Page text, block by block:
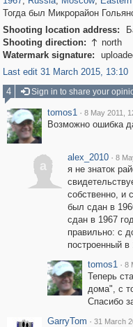
Тогда был Микрорайон
Shooting location address:
Shooting direction:  north
Watermark signature:
Last edit 31 March 2015, 13:10
4
Sign in to share your
tomos1 · 8 May 2011,
Возможно ошибка
a
alex_2010 · 8
я не знаток
собственно, и
был сдан в
сдан в 1967
правильно: с
построенный
tomos1 · 8
Теперь
дома", с
Спасибо
GarryTom · 31 March